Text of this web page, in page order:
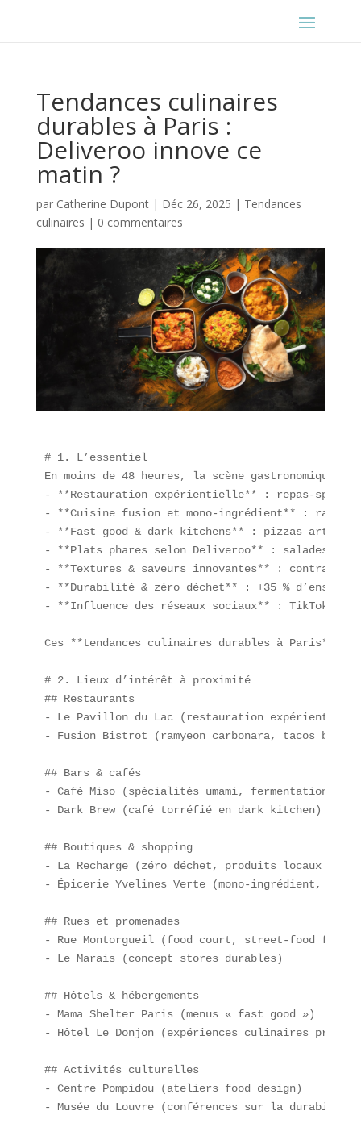
Tendances culinaires
durables à Paris :
Deliveroo innove ce
matin ?
par Catherine Dupont| Déc 26, 2025 | Tendances
culinaires | 0 commentaires
# 1. L’essentiel
En moins de 48 heures, la scène
- **Restauration expérientielle** : repas-
- **Cuisine fusion et mono-ingrédient** :
- **Fast good & dark kitchens** : pizzas
- **Plats phares selon Deliveroo** : salades
- **Textures & saveurs innovantes** :
- **Durabilité & zéro déchet** : +35 %
- **Influence des réseaux sociaux** : TikTok et
Ces **tendances culinaires durables à Paris**
# 2. Lieux d’intérêt à proximité
## Restaurants
- Le Pavillon du Lac (restauration
- Fusion Bistrot (ramyeon carbonara, tacos
## Bars & cafés
- Café Miso (spécialités umami, fermentation
- Dark Brew (café torréfié en dark kitchen)
## Boutiques & shopping
- La Recharge (zéro déchet, produits locaux de
- Épicerie Yvelines Verte (mono-ingrédient,
## Rues et promenades
- Rue Montorgueil (food court, street-food
- Le Marais (concept stores durables)
## Hôtels & hébergements
- Mama Shelter Paris (menus « fast good »)
- Hôtel Le Donjon (expériences culinaires
## Activités culturelles
- Centre Pompidou (ateliers food design)
- Musée du Louvre (conférences sur la